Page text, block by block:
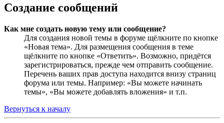
Создание сообщений
Как мне создать новую тему или сообщение?
Для создания новой темы в форуме щёлкните по кнопке
«Новая тема». Для размещения сообщения в теме
щёлкните по кнопке «Ответить». Возможно, придётся
зарегистрироваться, прежде чем отправить сообщение.
Перечень ваших прав доступа находится внизу страниц
форума или темы. Например: «Вы можете начинать
темы», «Вы можете добавлять вложения» и т.п.
Вернуться к началу